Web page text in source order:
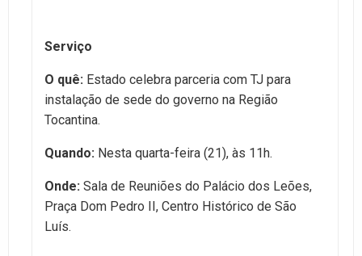
Serviço
O quê: Estado celebra parceria com TJ para
instalação de sede do governo na Região
Tocantina.
Quando: Nesta quarta-feira (21), às 11h.
Onde: Sala de Reuniões do Palácio dos Leões,
Praça Dom Pedro II, Centro Histórico de São
Luís.